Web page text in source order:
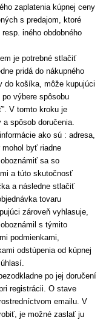
zaplatenia kúpnej ceny
s predajom, ktoré
iného obdobného
je potrebné stlačiť
pridá do nákupného
do košíka, môže kupujúci
výbere spôsobu
V tomto kroku je
spôsob doručenia.
ako sú : adresa,
mohol byť riadne
sa so
a túto skutočnosť
a následne stlačiť
tovaru
zároveň vyhlasuje,
s týmito
podmienkami,
odstúpenia od kúpnej
po jej doručení
registrácii. O stave
emailu. V
je možné zaslať ju